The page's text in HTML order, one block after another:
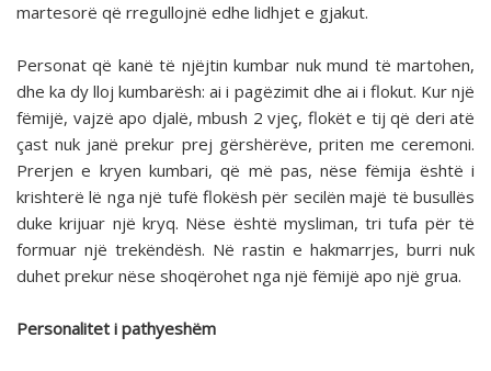
martesorë që rregullojnë edhe lidhjet e gjakut.
Personat që kanë të njëjtin kumbar nuk mund të martohen,
dhe ka dy lloj kumbarësh: ai i pagëzimit dhe ai i flokut. Kur një
fëmijë, vajzë apo djalë, mbush 2 vjeç, flokët e tij që deri atë
çast nuk janë prekur prej gërshërëve, priten me ceremoni.
Prerjen e kryen kumbari, që më pas, nëse fëmija është i
krishterë lë nga një tufë flokësh për secilën majë të busullës
duke krijuar një kryq. Nëse është mysliman, tri tufa për të
formuar një trekëndësh. Në rastin e hakmarrjes, burri nuk
duhet prekur nëse shoqërohet nga një fëmijë apo një grua.
Personalitet i pathyeshëm